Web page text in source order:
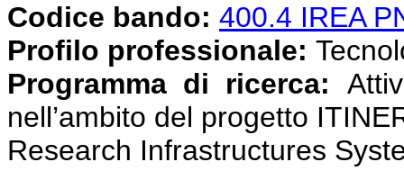
Codice bando: 400.4 IREA
Profilo professionale:
Programma di ricerca:
nell’ambito del progetto
Research Infrastructures